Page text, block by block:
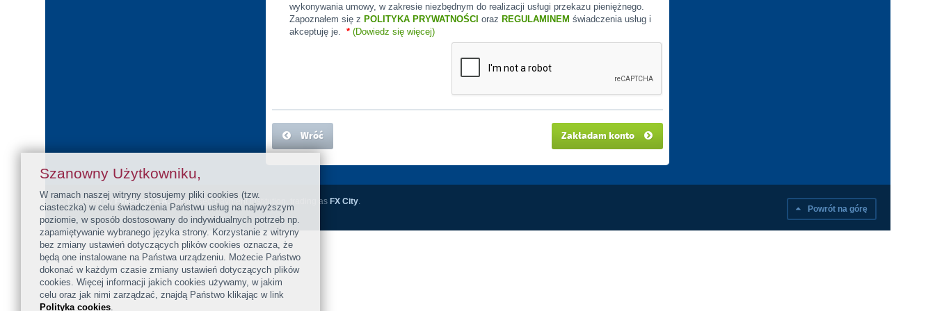
wykonywania umowy, w zakresie niezbędnym do realizacji usługi przekazu pieniężnego.
Zapoznałem się z POLITYKA PRYWATNOŚCI oraz REGULAMINEM świadczenia usług i
akceptuję je. * (Dowiedz się więcej)
Wróć Zakładam konto
© Powered by Fintecom S.A. Authorised Payment Institution, trading as FX City.
Powrót na górę
Szanowny Użytkowniku,
W ramach naszej witryny stosujemy pliki cookies (tzw.
ciasteczka) w celu świadczenia Państwu usług na najwyższym
poziomie, w sposób dostosowany do indywidualnych potrzeb np.
zapamiętywanie wybranego języka strony. Korzystanie z witryny
bez zmiany ustawień dotyczących plików cookies oznacza, że
będą one instalowane na Państwa urządzeniu. Możecie Państwo
dokonać w każdym czasie zmiany ustawień dotyczących plików
cookies. Więcej informacji jakich cookies używamy, w jakim
celu oraz jak nimi zarządzać, znajdą Państwo klikając w link
Polityka cookies.